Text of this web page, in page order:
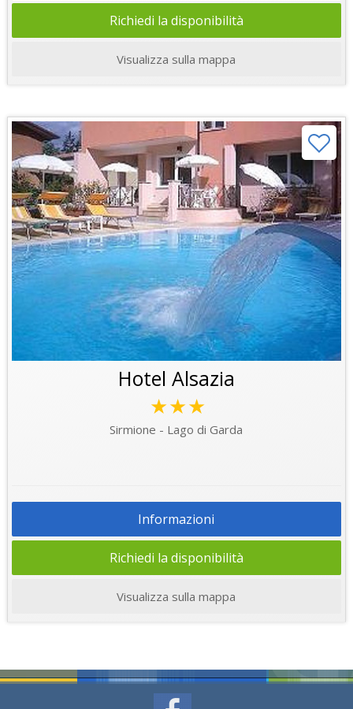
Richiedi la disponibilità
Visualizza sulla mappa
Hotel Alsazia
★★★
Sirmione - Lago di Garda
Informazioni
Richiedi la disponibilità
Visualizza sulla mappa